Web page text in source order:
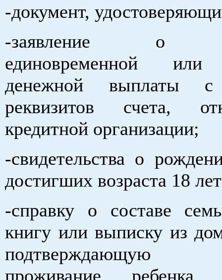
-документ,
-заявление о
единовременной или
денежной выплаты с
реквизитов счета,
кредитной организации;
-свидетельства о
достигших возраста 18
-справку о составе
книгу или выписку из
подтверждающую
проживание